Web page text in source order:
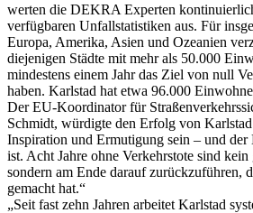
werten die DEKRA Experten
verfügbaren Unfallstatistiken aus. Für
Europa, Amerika, Asien und Ozeanien
diejenigen Städte mit mehr als 50.000
mindestens einem Jahr das Ziel von null
haben. Karlstad hat etwa 96.000
Der EU-Koordinator für
Schmidt, würdigte den Erfolg von
Inspiration und Ermutigung sein – und der
ist. Acht Jahre ohne Verkehrstote sind
sondern am Ende darauf zurückzuführen,
gemacht hat.“
„Seit fast zehn Jahren arbeitet Karlstad